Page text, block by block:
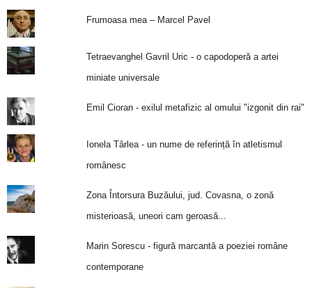
Frumoasa mea – Marcel Pavel
Tetraevanghel Gavril Uric - o capodoperă a artei
miniate universale
Emil Cioran - exilul metafizic al omului "izgonit din rai"
Ionela Târlea - un nume de referință în atletismul
românesc
Zona Întorsura Buzăului, jud. Covasna, o zonă
misterioasă, uneori cam geroasă...
Marin Sorescu - figură marcantă a poeziei române
contemporane